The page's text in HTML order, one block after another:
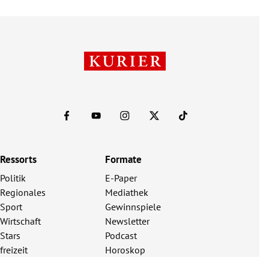
Ressorts
Politik
Regionales
Sport
Wirtschaft
Stars
freizeit
Formate
E-Paper
Mediathek
Gewinnspiele
Newsletter
Podcast
Horoskop